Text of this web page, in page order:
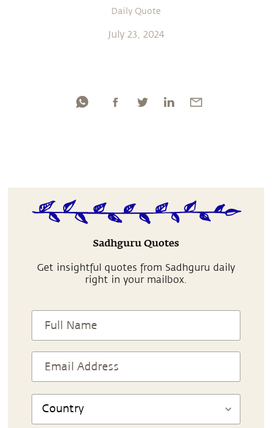
Daily Quote
July 23, 2024
Sadhguru Quotes
Get insightful quotes from Sadhguru daily
right in your mailbox.